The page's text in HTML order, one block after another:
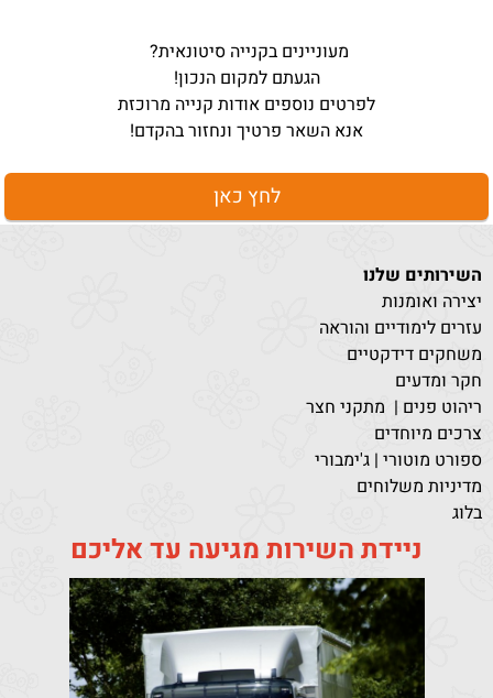
מעוניינים בקנייה סיטונאית?
הגעתם למקום הנכון!
לפרטים נוספים אודות קנייה מרוכזת
אנא השאר פרטיך ונחזור בהקדם!
לחץ כאן
השירותים שלנו
יצירה ואומנות
עזרים לימודיים והוראה
משחקים דידקטיים
חקר ומדעים
ריהוט פנים | מתקני חצר
צרכים מיוחדים
ספורט מוטורי | ג'ימבורי
מדיניות משלוחים
בלוג
ניידת השירות מגיעה עד אליכם